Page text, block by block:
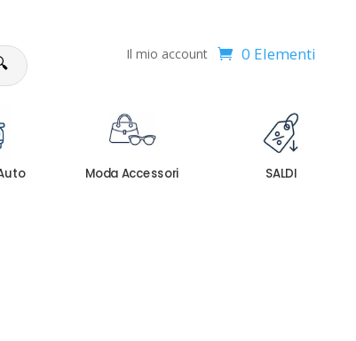
Il mio account 0 Elementi
Moda Accessori SALDI